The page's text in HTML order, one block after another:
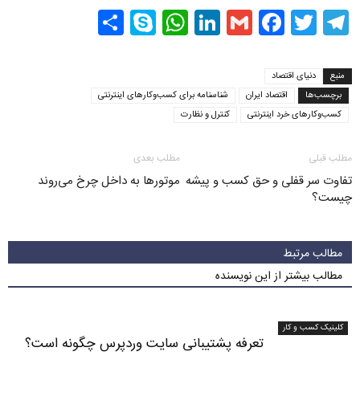
Telegram
Twitter
Facebook
Gmail
LinkedIn
WhatsApp
Skype
منبع
دنیای اقتصاد
برچسب‌ها
اقتصاد ایران
شناسنامه‌ برای کسب‌وکارهای اینترنتی
کسب‌وکارهای خرد اینترنتی
کنترل و نظارت
مطلب قبلی
تفاوت سر قفلی و حق کسب و پیشه
چیست؟
مطلب بعدی
موتورها به داخل چرخ می‌روند
مطالب مرتبط
مطالب بیشتر از این نویسنده
کلینیک کسب و کار
تعرفه پشتیبانی سایت وردپرس چگونه است؟